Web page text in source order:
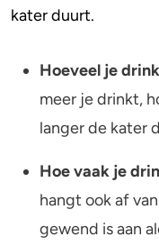
Gezondheid
Mentale
Verslaving
Verkeer
Wet
Alcohol en
Feiten en
kater duurt.
Hoeveel je
meer je drinkt,
langer de kater
Hoe vaak je
hangt ook af
gewend is aan